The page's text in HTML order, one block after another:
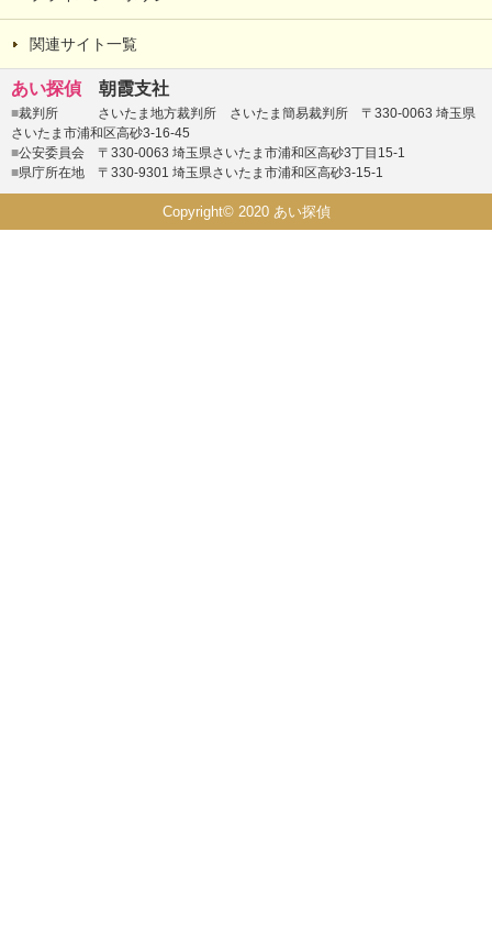
関連サイト一覧
あい探偵 朝霞支社
■裁判所 さいたま地方裁判所 さいたま簡易裁判所 〒330-0063 埼玉県
さいたま市浦和区高砂3-16-45
■公安委員会 〒330-0063 埼玉県さいたま市浦和区高砂3丁目15-1
■県庁所在地 〒330-9301 埼玉県さいたま市浦和区高砂3-15-1
Copyright© 2020 あい探偵